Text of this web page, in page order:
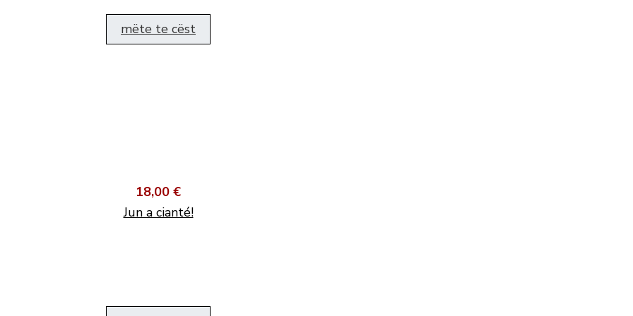
mëte te cëst
18,00 €
Jun a cianté!